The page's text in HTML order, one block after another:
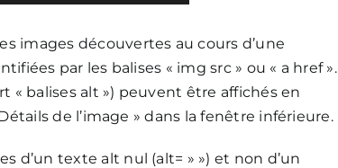
images découvertes au cours d’une
par les balises « img src » ou « a href ».
« balises alt ») peuvent être affichés en
de l’image » dans la fenêtre inférieure.
d’un texte alt nul (alt= » ») et non d’un